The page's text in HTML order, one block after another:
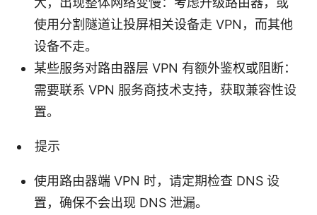
使用分割隧道让投屏相关设备走 VPN，而其他
设备不走。
某些服务对路由器层 VPN 有额外鉴权或阻断：
需要联系 VPN 服务商技术支持，获取兼容性设
置。
提示
使用路由器端 VPN 时，请定期检查 DNS 设
置，确保不会出现 DNS 泄漏。